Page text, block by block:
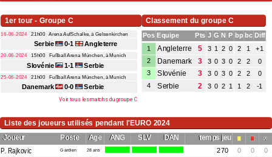
1er tour - Groupe C
16-06-202421h00Arena AufSchalke, à Gelsenkirchen
Serbie 0-1 Angleterre
20-06-202415h00 Fußball Arena München, à Munich
Slovénie 1-1 Serbie
25-06-202421h00Fußball Arena München, à Munich
Danemark 0-0 Serbie
Voir tous les matchs du groupe C
Classement du groupe C
Pos Equipe Pts J G N P bp bc Diff
1
Angleterre 5 3 1 2 0 2 1
+1
2
Danemark 3 3 0 3 0 2 2
0
3
Slovénie 3 3 0 3 0 2 2
0
4
Serbie 2 3 0 2 1 1 2 -1
Liste des joueurs utilisés pendant l'EURO 2024
Joueur Poste Age ANG SLV DAN temps jeu
P. Rajkovic Gardien 28 ans 270 0 0 0